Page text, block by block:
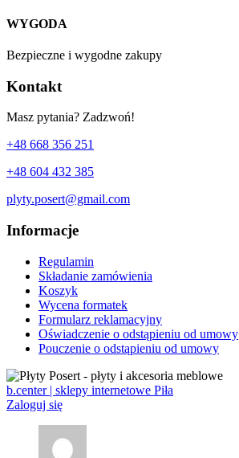
WYGODA
Bezpieczne i wygodne zakupy
Kontakt
Masz pytania? Zadzwoń!
+48 668 356 251
+48 604 432 385
plyty.posert@gmail.com
Informacje
Regulamin
Składanie zamówienia
Koszyk
Wycena formatek
Formularz reklamacyjny
Oświadczenie o odstąpieniu od umowy
Pouczenie o odstąpieniu od umowy
b.center | sklepy internetowe Piła
Zaloguj się